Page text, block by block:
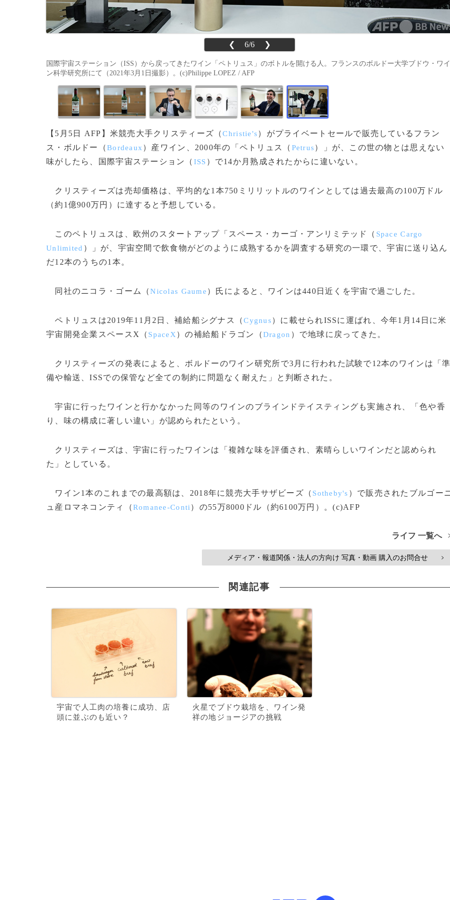
❮ 6/6 ❯
国際宇宙ステーション（ISS）から戻ってきたワイン「ペトリュス」のボトルを開ける人。フランスのボルドー大学ブドウ・ワイ
ン科学研究所にて（2021年3月1日撮影）。(c)Philippe LOPEZ / AFP
【5月5日 AFP】米競売大手クリスティーズ（Christie's）がプライベートセールで販売しているフラン
ス・ボルドー（Bordeaux ）産ワイン、2000年の「ペトリュス（ Petrus）」が、この世の物とは思えない
味がしたら、国際宇宙ステーション（ ISS ）で14か月熟成されたからに違いない。
クリスティーズは売却価格は、平均的な1本750ミリリットルのワインとしては過去最高の100万ドル
（約1億900万円）に達すると予想している。
このペトリュスは、欧州のスタートアップ「スペース・カーゴ・アンリミテッド（ Space Cargo
Unlimited ）」が、宇宙空間で飲食物がどのように成熟するかを調査する研究の一環で、宇宙に送り込ん
だ12本のうちの1本。
同社のニコラ・ゴーム（Nicolas Gaume ）氏によると、ワインは440日近くを宇宙で過ごした。
ペトリュスは2019年11月2日、補給船シグナス（Cygnus）に載せられISSに運ばれ、今年1月14日に米
宇宙開発企業スペースX（ SpaceX ）の補給船ドラゴン（Dragon ）で地球に戻ってきた。
クリスティーズの発表によると、ボルドーのワイン研究所で3月に行われた試験で12本のワインは「
備や輸送、ISSでの保管など全ての制約に問題なく耐えた」と判断された。
宇宙に行ったワインと行かなかった同等のワインのブラインドテイスティングも実施され、「色や香
り、味の構成に著しい違い」が認められたという。
クリスティーズは、宇宙に行ったワインは「複雑な味を評価され、素晴らしいワインだと認められ
た」としている。
ワイン1本のこれまでの最高額は、2018年に競売大手サザビーズ（ Sotheby's ）で販売されたブルゴー
ュ産ロマネコンティ（Romanee-Conti ）の55万8000ドル（約6100万円）。(c)AFP
ライフ 一覧へ
メディア・報道関係・法人の方向け 写真・動画 購入のお問合せ >
関連記事
宇宙で人工肉の培養に成功、店
頭に並ぶのも近い？
火星でブドウ栽培を、ワイン発
祥の地ジョージアの挑戦